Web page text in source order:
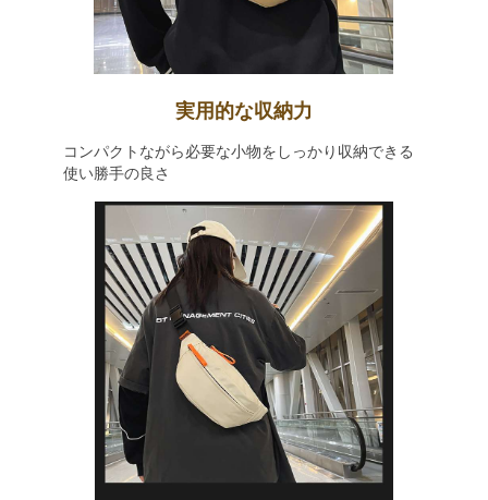
実用的な収納力
コンパクトながら必要な小物をしっかり収納できる
使い勝手の良さ